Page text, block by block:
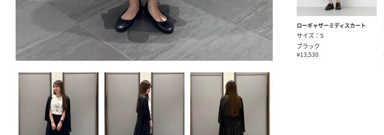
ローギャザーミディスカート
サイズ：S
ブラック
¥13,530